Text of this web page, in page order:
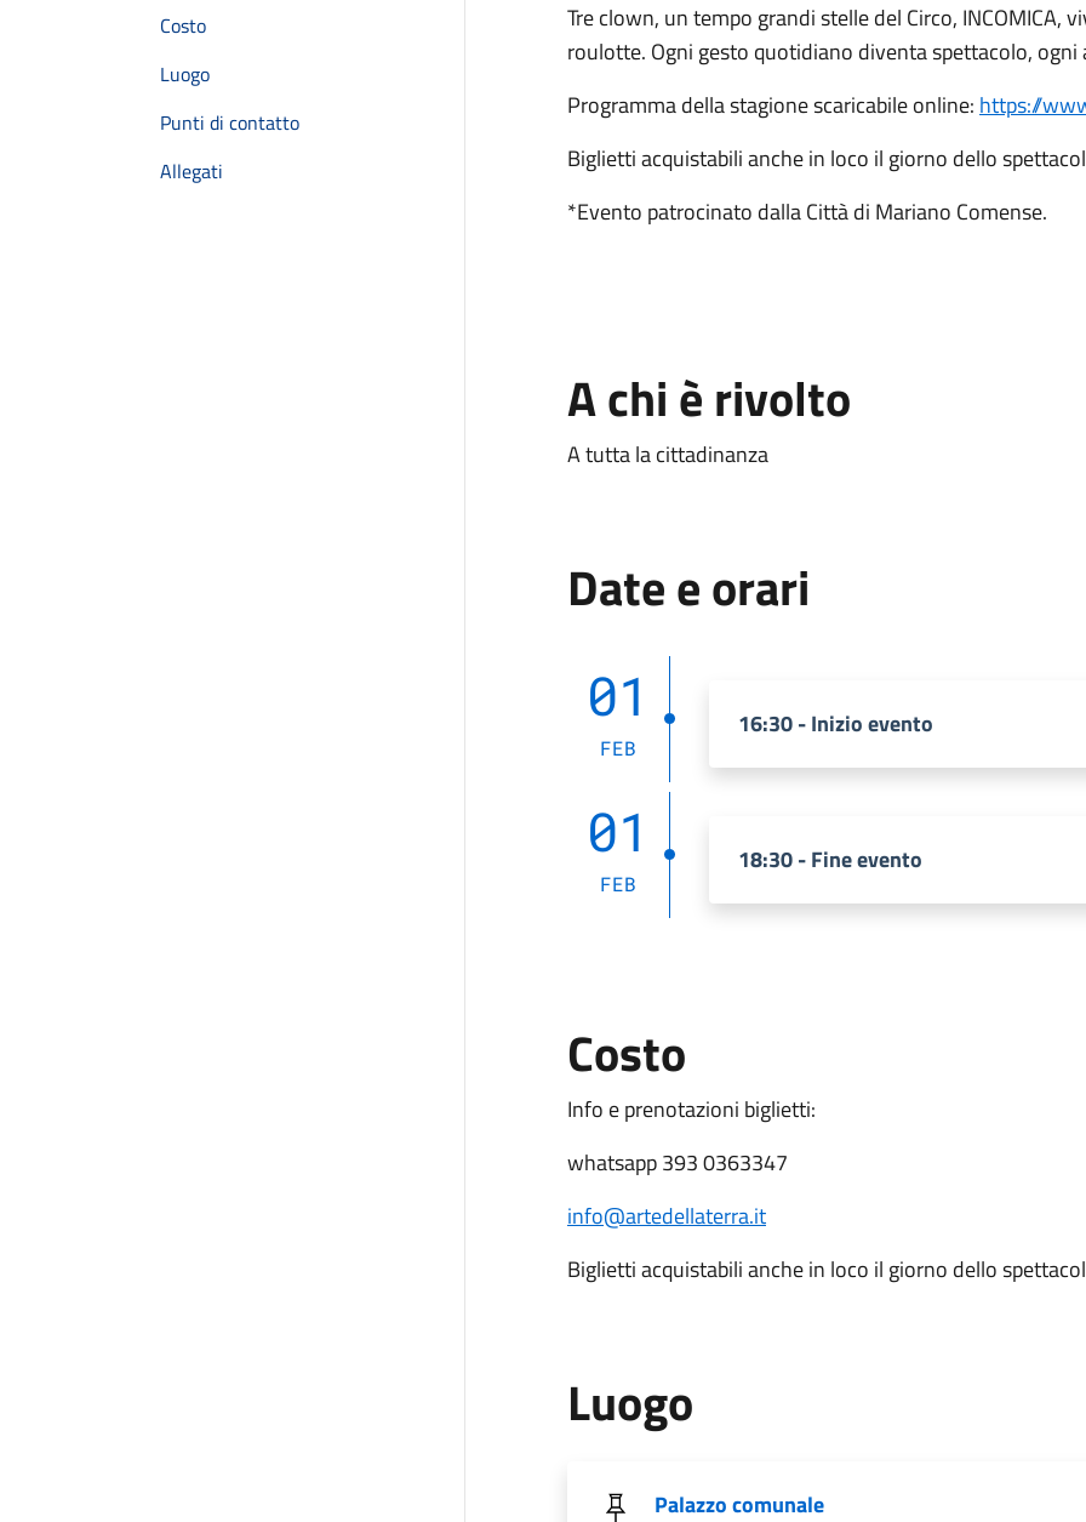
Costo
Luogo
Punti di contatto
Allegati
Tre clown, un tempo grandi stelle del Circo, INCOMICA,
roulotte. Ogni gesto quotidiano diventa spettacolo,
Programma della stagione scaricabile online: https://
Biglietti acquistabili anche in loco il giorno dello
*Evento patrocinato dalla Città di Mariano Comense.
A chi è rivolto
A tutta la cittadinanza
Date e orari
01
FEB
16:30 - Inizio evento
01
FEB
18:30 - Fine evento
Costo
Info e prenotazioni biglietti:
whatsapp 393 0363347
info@artedellaterra.it
Biglietti acquistabili anche in loco il giorno dello
Luogo
Palazzo comunale